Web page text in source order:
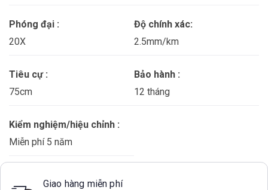
Phóng đại :
20X
Độ chính xác:
2.5mm/km
Tiêu cự :
75cm
Bảo hành :
12 tháng
Kiểm nghiệm/hiệu chỉnh :
Miễn phí 5 năm
Giao hàng miễn phí